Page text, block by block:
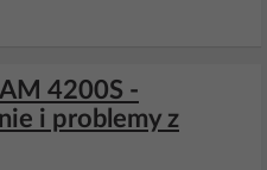
4200S -
i problemy z